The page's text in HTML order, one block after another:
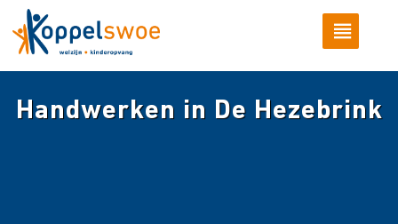
Handwerken in De Hezebrink